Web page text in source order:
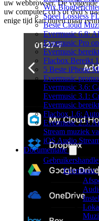
Wix
Speel Lossless
Beste Cloud
Evermusic 6.8:
Evermusic Pro
Evermusic
Flacbox Bereikt
5 Beste iPhone
Evermusic
Evermusic 3.6:
Evermusic 3.1:
Evermusic
Flacbox 1.6:
Evermusic 2.3:
Stream muziek
iOS Audio
Documentatie
Evermusic
uw webbrowser. De
uw computer, cd’s of dvd’s
enige tijd kan duren maar